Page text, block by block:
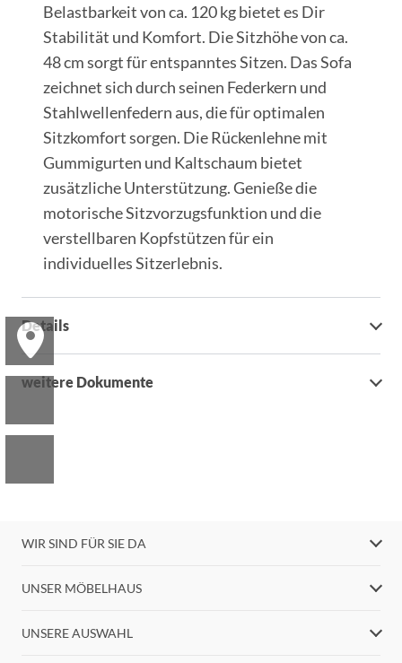
Belastbarkeit von ca. 120 kg bietet es Dir
Stabilität und Komfort. Die Sitzhöhe von ca.
48 cm sorgt für entspanntes Sitzen. Das Sofa
zeichnet sich durch seinen Federkern und
Stahlwellenfedern aus, die für optimalen
Sitzkomfort sorgen. Die Rückenlehne mit
Gummigurten und Kaltschaum bietet
zusätzliche Unterstützung. Genieße die
motorische Sitzvorzugsfunktion und die
verstellbaren Kopfstützen für ein
individuelles Sitzerlebnis.
Details
weitere Dokumente
WIR SIND FÜR SIE DA
UNSER MÖBELHAUS
UNSERE AUSWAHL